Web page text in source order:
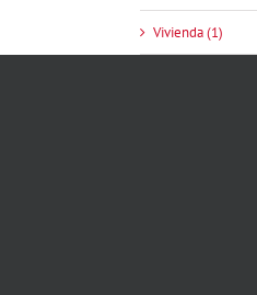
Vivienda (1)